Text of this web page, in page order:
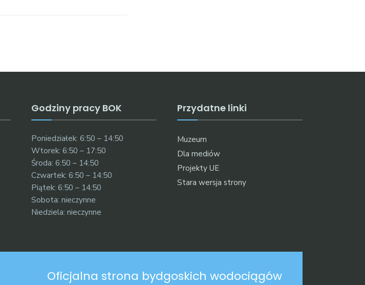
Godziny pracy BOK
Poniedziałek: 6:50 – 14:50
Wtorek: 6:50 – 17:50
Środa: 6:50 – 14:50
Czwartek: 6:50 – 14:50
Piątek: 6:50 – 14:50
Sobota: nieczynne
Niedziela: nieczynne
Przydatne linki
Muzeum
Dla mediów
Projekty UE
Stara wersja strony
Oficjalna strona bydgoskich wodociągów